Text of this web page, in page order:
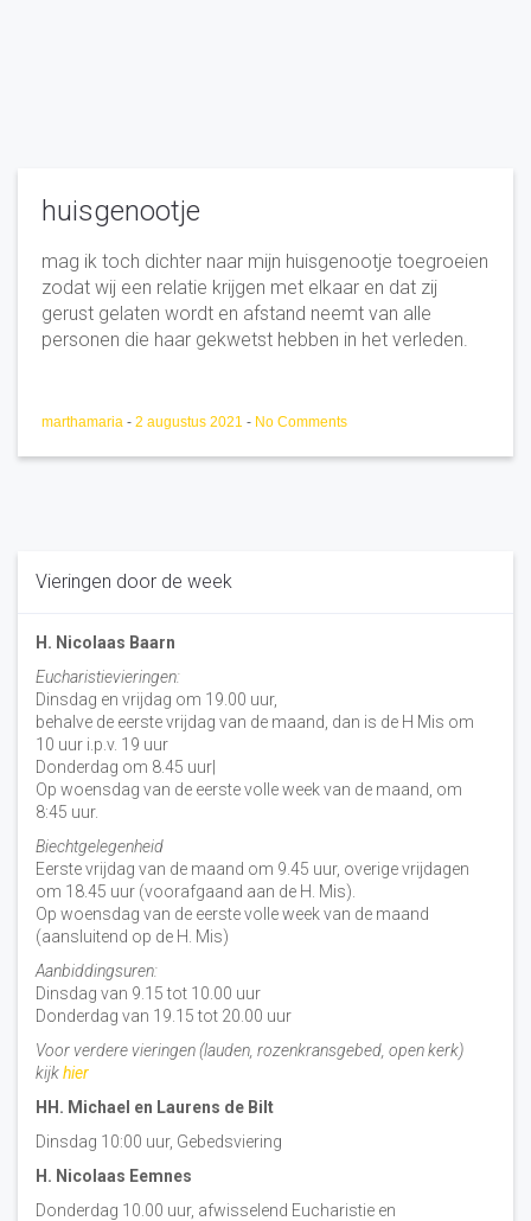
huisgenootje
mag ik toch dichter naar mijn huisgenootje toegroeien
zodat wij een relatie krijgen met elkaar en dat zij
gerust gelaten wordt en afstand neemt van alle
personen die haar gekwetst hebben in het verleden.
marthamaria - 2 augustus 2021 - No Comments
Vieringen door de week
H. Nicolaas Baarn
Eucharistievieringen:
Dinsdag en vrijdag om 19.00 uur,
behalve de eerste vrijdag van de maand, dan is de H Mis om
10 uur i.p.v. 19 uur
Donderdag om 8.45 uur|
Op woensdag van de eerste volle week van de maand, om
8:45 uur.
Biechtgelegenheid
Eerste vrijdag van de maand om 9.45 uur, overige vrijdagen
om 18.45 uur (voorafgaand aan de H. Mis).
Op woensdag van de eerste volle week van de maand
(aansluitend op de H. Mis)
Aanbiddingsuren:
Dinsdag van 9.15 tot 10.00 uur
Donderdag van 19.15 tot 20.00 uur
Voor verdere vieringen (lauden, rozenkransgebed, open kerk)
kijkhier
HH. Michael en Laurens de Bilt
Dinsdag 10:00 uur, Gebedsviering
H. Nicolaas Eemnes
Donderdag 10.00 uur, afwisselend Eucharistie en